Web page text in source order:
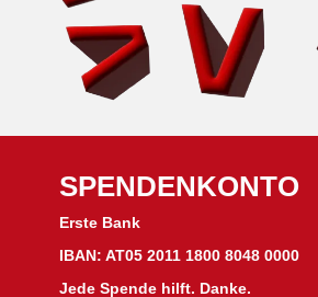
SPENDENKONTO
Erste Bank
IBAN: AT05 2011 1800 8048 0000
Jede Spende hilft. Danke.